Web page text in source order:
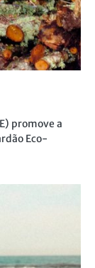
promove a
Eco-